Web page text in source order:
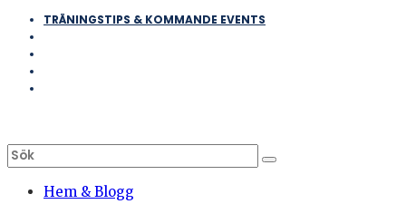
TRÄNINGSTIPS & KOMMANDE EVENTS
Hem & Blogg